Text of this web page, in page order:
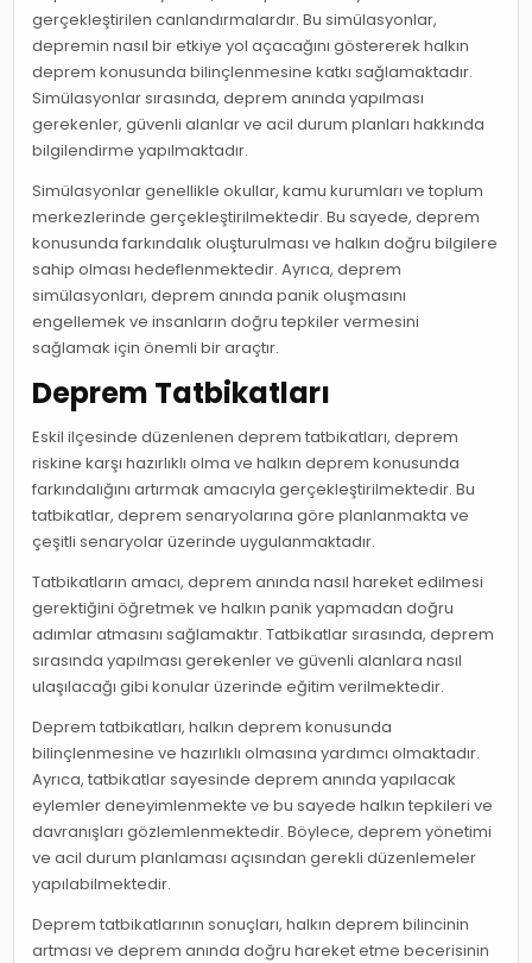
gerçekleştirilen canlandırmalardır. Bu simülasyonlar,
depremin nasıl bir etkiye yol açacağını göstererek halkın
deprem konusunda bilinçlenmesine katkı sağlamaktadır.
Simülasyonlar sırasında, deprem anında yapılması
gerekenler, güvenli alanlar ve acil durum planları hakkında
bilgilendirme yapılmaktadır.
Simülasyonlar genellikle okullar, kamu kurumları ve toplum
merkezlerinde gerçekleştirilmektedir. Bu sayede, deprem
konusunda farkındalık oluşturulması ve halkın doğru bilgilere
sahip olması hedeflenmektedir. Ayrıca, deprem
simülasyonları, deprem anında panik oluşmasını
engellemek ve insanların doğru tepkiler vermesini
sağlamak için önemli bir araçtır.
Deprem Tatbikatları
Eskil ilçesinde düzenlenen deprem tatbikatları, deprem
riskine karşı hazırlıklı olma ve halkın deprem konusunda
farkındalığını artırmak amacıyla gerçekleştirilmektedir. Bu
tatbikatlar, deprem senaryolarına göre planlanmakta ve
çeşitli senaryolar üzerinde uygulanmaktadır.
Tatbikatların amacı, deprem anında nasıl hareket edilmesi
gerektiğini öğretmek ve halkın panik yapmadan doğru
adımlar atmasını sağlamaktır. Tatbikatlar sırasında, deprem
sırasında yapılması gerekenler ve güvenli alanlara nasıl
ulaşılacağı gibi konular üzerinde eğitim verilmektedir.
Deprem tatbikatları, halkın deprem konusunda
bilinçlenmesine ve hazırlıklı olmasına yardımcı olmaktadır.
Ayrıca, tatbikatlar sayesinde deprem anında yapılacak
eylemler deneyimlenmekte ve bu sayede halkın tepkileri ve
davranışları gözlemlenmektedir. Böylece, deprem yönetimi
ve acil durum planlaması açısından gerekli düzenlemeler
yapılabilmektedir.
Deprem tatbikatlarının sonuçları, halkın deprem bilincinin
artması ve deprem anında doğru hareket etme becerisinin